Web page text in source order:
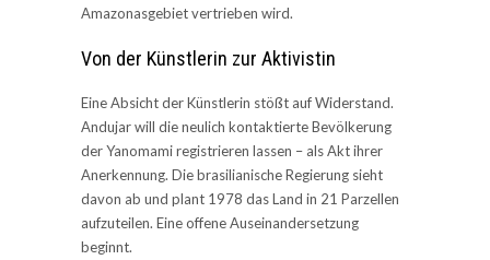
Amazonasgebiet vertrieben wird.
Von der Künstlerin zur Aktivistin
Eine Absicht der Künstlerin stößt auf Widerstand.
Andujar will die neulich kontaktierte Bevölkerung
der Yanomami registrieren lassen – als Akt ihrer
Anerkennung. Die brasilianische Regierung sieht
davon ab und plant 1978 das Land in 21 Parzellen
aufzuteilen. Eine offene Auseinandersetzung
beginnt.